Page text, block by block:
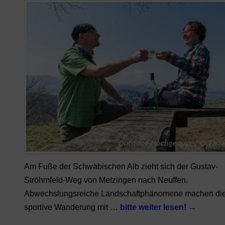
Am Fuße der Schwäbischen Alb zieht sich der Gustav-
Ströhmfeld-Weg von Metzingen nach Neuffen.
Abwechslungsreiche Landschaftphänomene machen
sportive Wanderung mit … bitte weiter lesen! →